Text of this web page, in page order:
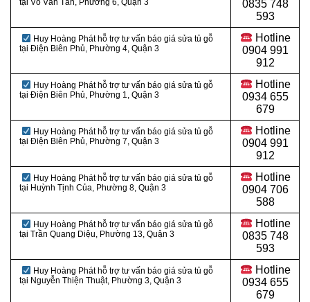
tại Võ Văn Tần, Phường 6, Quận 3
0835 748
593
Huy Hoàng Phát hỗ trợ tư vấn báo giá sửa tủ gỗ
tại Điện Biên Phủ, Phường 4, Quận 3
Hotline
0904 991
912
Huy Hoàng Phát hỗ trợ tư vấn báo giá sửa tủ gỗ
tại Điện Biên Phủ, Phường 1, Quận 3
Hotline
0934 655
679
Huy Hoàng Phát hỗ trợ tư vấn báo giá sửa tủ gỗ
tại Điện Biên Phủ, Phường 7, Quận 3
Hotline
0904 991
912
Huy Hoàng Phát hỗ trợ tư vấn báo giá sửa tủ gỗ
tại Huỳnh Tịnh Của, Phường 8, Quận 3
Hotline
0904 706
588
Huy Hoàng Phát hỗ trợ tư vấn báo giá sửa tủ gỗ
tại Trần Quang Diệu, Phường 13, Quận 3
Hotline
0835 748
593
Huy Hoàng Phát hỗ trợ tư vấn báo giá sửa tủ gỗ
tại Nguyễn Thiện Thuật, Phường 3, Quận 3
Hotline
0934 655
679